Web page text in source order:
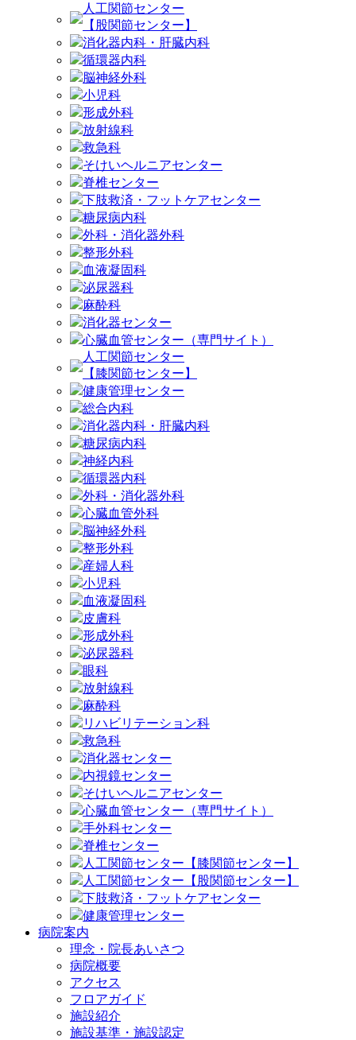
人工関節センター
【股関節センター】
消化器内科・肝臓内科
循環器内科
脳神経外科
小児科
形成外科
放射線科
救急科
そけいヘルニアセンター
脊椎センター
下肢救済・フットケアセンター
糖尿病内科
外科・消化器外科
整形外科
血液凝固科
泌尿器科
麻酔科
消化器センター
心臓血管センター（専門サイト）
人工関節センター
【膝関節センター】
健康管理センター
総合内科
消化器内科・肝臓内科
糖尿病内科
神経内科
循環器内科
外科・消化器外科
心臓血管外科
脳神経外科
整形外科
産婦人科
小児科
血液凝固科
皮膚科
形成外科
泌尿器科
眼科
放射線科
麻酔科
リハビリテーション科
救急科
消化器センター
内視鏡センター
そけいヘルニアセンター
心臓血管センター（専門サイト）
手外科センター
脊椎センター
人工関節センター【膝関節センター】
人工関節センター【股関節センター】
下肢救済・フットケアセンター
健康管理センター
病院案内
理念・院長あいさつ
病院概要
アクセス
フロアガイド
施設紹介
施設基準・施設認定